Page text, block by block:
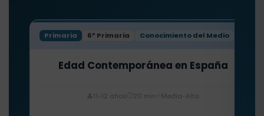
Primaria 6º Primaria Conocimiento del Medio
Edad Contemporánea en España
11-12 años 20 min Media-Alta